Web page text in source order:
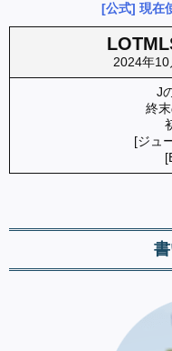
[公式] 現在
2024年
J
終
[ジュ